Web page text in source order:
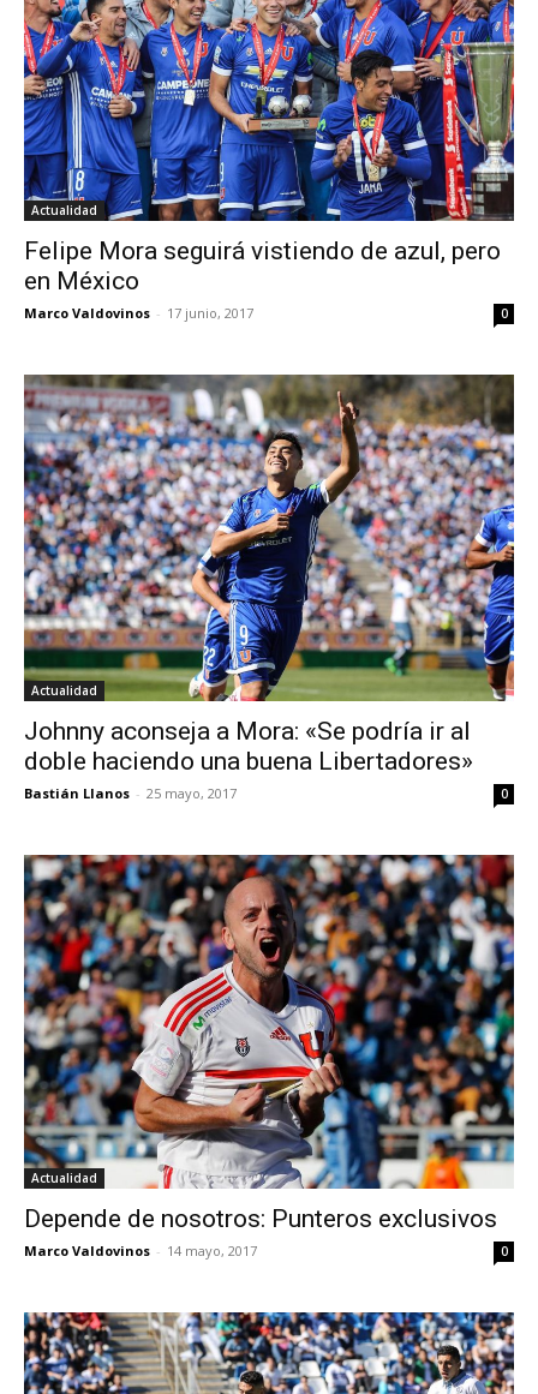
Actualidad
Felipe Mora seguirá vistiendo de azul, pero
en México
Marco Valdovinos - 17 junio, 2017 0
Actualidad
Johnny aconseja a Mora: «Se podría ir al
doble haciendo una buena Libertadores»
Bastián Llanos - 25 mayo, 2017 0
Actualidad
Depende de nosotros: Punteros exclusivos
Marco Valdovinos - 14 mayo, 2017 0